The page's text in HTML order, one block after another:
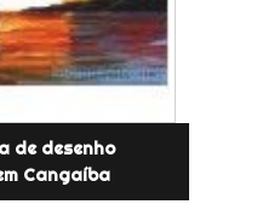
de desenho
Cangaíba